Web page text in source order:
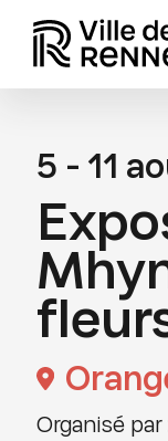
5 - 11
Organisé par